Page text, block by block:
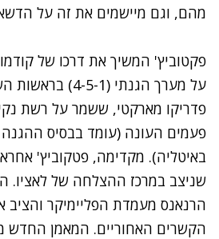
מהם, וגם מיישמים את זה על
פקטוביץ' המשיך את דרכו של
על מערך הגנתי (4-
פדריקו מארקטי, ששמר על רשת
פעמים העונה (עומד בבסיס
באיטליה). מקדימה, פטקוביץ'
שניצב במרכז ההצלחה של לאציו.
הרנאנס מעמדת הפליימיקר והציב
הקשרים האחוריים. המאמן החדש